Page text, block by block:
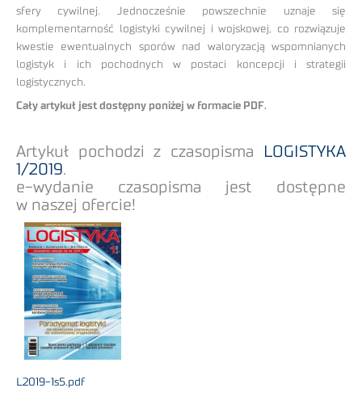
sfery cywilnej. Jednocześnie powszechnie uznaje się
komplementarność logistyki cywilnej i wojskowej, co rozwiązuje
kwestie ewentualnych sporów nad waloryzacją wspomnianych
logistyk i ich pochodnych w postaci koncepcji i strategii
logistycznych.
Cały artykuł jest dostępny poniżej w formacie PDF.
Artykuł pochodzi z czasopisma
LOGISTYKA
1/2019.
e-wydanie czasopisma jest dostępne
w naszej ofercie!
L2019-1s5.pdf